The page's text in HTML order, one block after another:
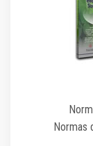
Normas